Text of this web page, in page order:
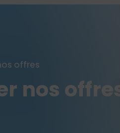
offres
nos